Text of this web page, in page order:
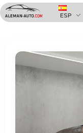
Coches de Alemania
Importación de Coches de Alemania
ESP